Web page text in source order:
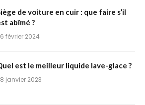
de voiture en cuir : que faire s’il
abîmé ?
février 2024
est le meilleur liquide lave-glace ?
janvier 2023